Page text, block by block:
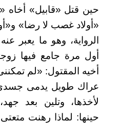
حين قتل «قابيل» أخاه
«أولاد غصب لا رضا»
الرواية، وهو ما يعبر
أول مرة جامع فيها
أخيه المقتول: «لم
عراك طويل يدمى
لأخذها، وتلين بعد
حينها: لماذا رهنت